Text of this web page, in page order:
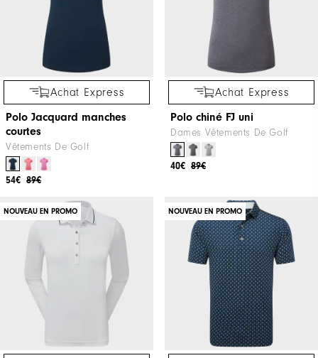
Achat Express
Polo Jacquard manches
courtes
Vêtements De Golf
89€
54€
Achat Express
Polo chiné FJ uni
Dames Vêtements De Golf
89€
40€
NOUVEAU EN PROMO NOUVEAU EN PROMO